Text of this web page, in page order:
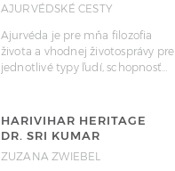
AJURVÉDSKÉ CESTY
Ajurvéda je pre mňa filozofia
života a vhodnej životosprávy pre
jednotlivé typy ľudí, schopnosť…
HARIVIHAR HERITAGE
DR. SRI KUMAR
ZUZANA ZWIEBEL